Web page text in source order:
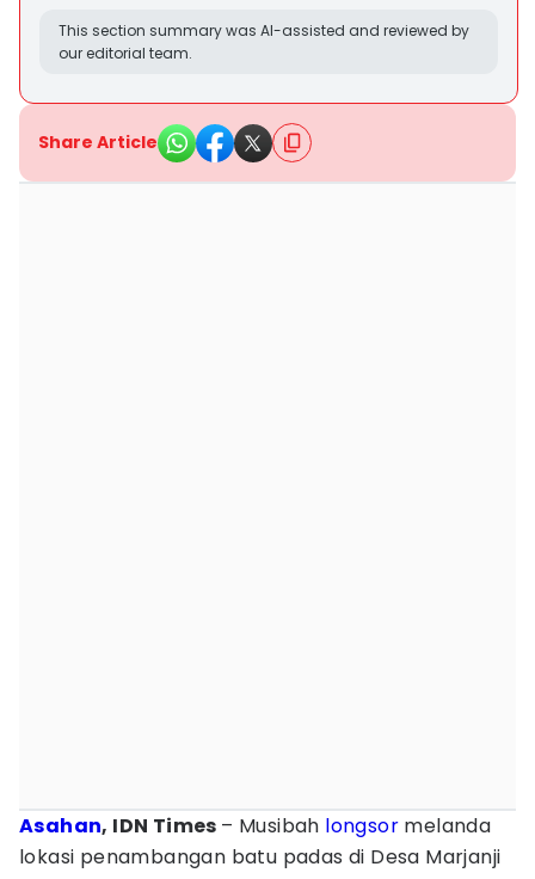
This section summary was AI-assisted and reviewed by
our editorial team.
Share Article
Asahan, IDN Times – Musibah longsor melanda
lokasi penambangan batu padas di Desa Marjanji